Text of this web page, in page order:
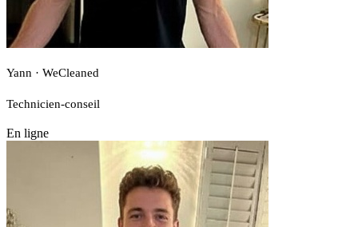
Yann · WeCleaned
Technicien-conseil
En ligne